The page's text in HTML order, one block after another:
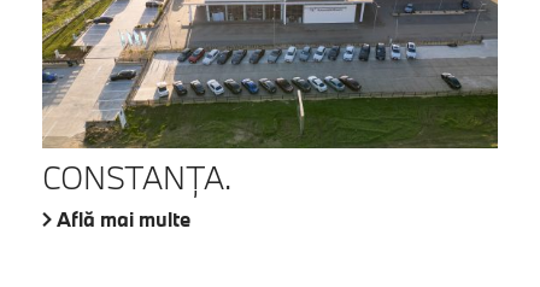
CONSTANŢA.
Află mai multe